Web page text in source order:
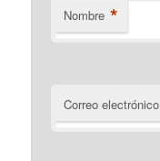
Nombre *
Correo electrónico